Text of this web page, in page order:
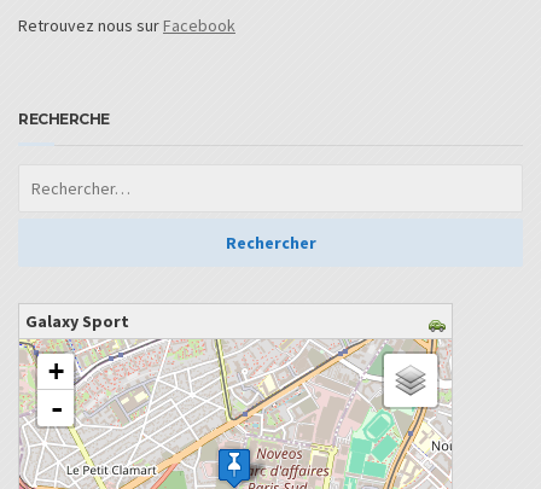
Retrouvez nous surFacebook
RECHERCHE
Galaxy Sport
chargement de la carte - veuillez patienter...
+
-